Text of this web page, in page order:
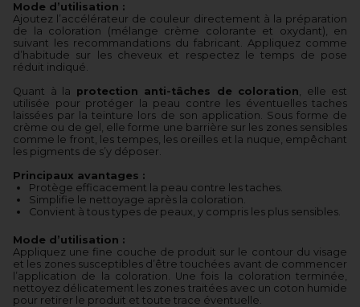
Mode d’utilisation :
Ajoutez l’accélérateur de couleur directement à la préparation
de la coloration (mélange crème colorante et oxydant), en
suivant les recommandations du fabricant. Appliquez comme
d’habitude sur les cheveux et respectez le temps de pose
réduit indiqué.
Quant à la protection anti-tâches de coloration, elle est
utilisée pour protéger la peau contre les éventuelles taches
laissées par la teinture lors de son application. Sous forme de
crème ou de gel, elle forme une barrière sur les zones sensibles
comme le front, les tempes, les oreilles et la nuque, empêchant
les pigments de s’y déposer.
Principaux avantages :
Protège efficacement la peau contre les taches.
Simplifie le nettoyage après la coloration.
Convient à tous types de peaux, y compris les plus sensibles.
Mode d’utilisation :
Appliquez une fine couche de produit sur le contour du visage
et les zones susceptibles d’être touchées avant de commencer
l’application de la coloration. Une fois la coloration terminée,
nettoyez délicatement les zones traitées avec un coton humide
pour retirer le produit et toute trace éventuelle.